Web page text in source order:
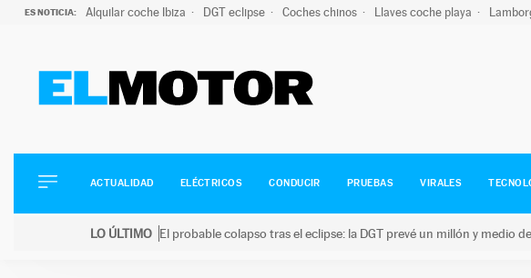
ES NOTICIA: Alquilar coche Ibiza DGT eclipse Coches chinos Llaves coche playa
ELÉCTRICOS
CONDUCIR
ACTUALIDAD ELÉCTRICOS CONDUCIR PRUEBAS VIRALES
LO ÚLTIMO El probable colapso tras el eclipse: la DGT prevé un millón y medio